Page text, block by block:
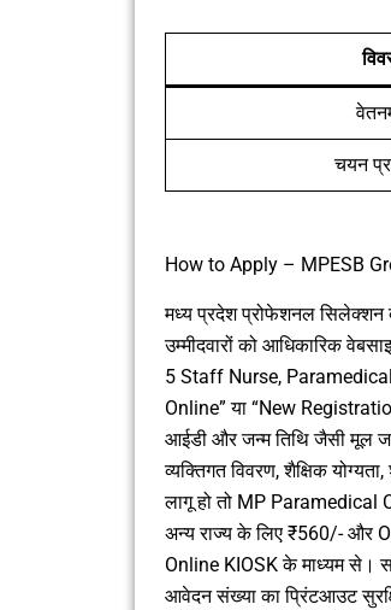
चयन
How to Apply – MPESB
मध्य प्रदेश प्रोफेशनल सिलेक्शन
उम्मीदवारों को आधिकारिक
5 Staff Nurse,
Online” या “New
आईडी और जन्म तिथि जैसी मूल
व्यक्तिगत विवरण, शैक्षिक
लागू हो तो MP Paramedical
अन्य राज्य के लिए ₹560/- और
Online KIOSK के माध्यम से।
आवेदन संख्या का प्रिंटआउट